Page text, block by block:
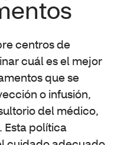
centros de
cuál es el mejor
que se
o infusión,
del médico,
Esta política